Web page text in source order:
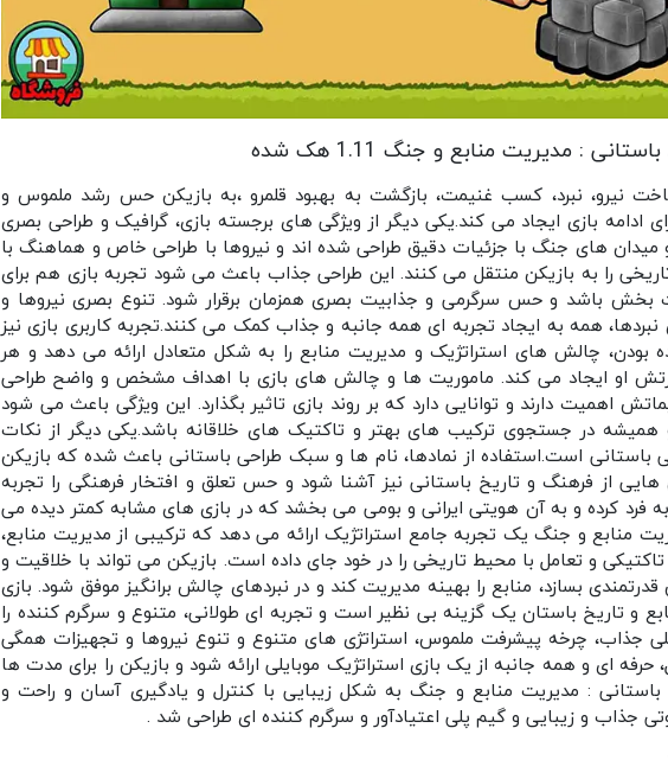
: مدیریت منابع و جنگ 1.11 هک شده
نیرو، نبرد، کسب غنیمت، بازگشت به بهبود قلمرو ،به بازیکن حس رشد ملموس و
بازی ایجاد می‌ کند.یکی دیگر از ویژگی‌ های برجسته بازی، گرافیک و طراحی بصری
های جنگ با جزئیات دقیق طراحی شده‌ اند و نیروها با طراحی خاص و هماهنگ با
را به بازیکن منتقل می‌ کنند. این طراحی جذاب باعث می‌ شود تجربه بازی هم برای
بخش باشد و حس سرگرمی و جذابیت بصری همزمان برقرار شود. تنوع بصری نیروها و
همه به ایجاد تجربه‌ ای همه‌ جانبه و جذاب کمک می‌ کنند.تجربه کاربری بازی نیز
بودن، چالش‌ های استراتژیک و مدیریت منابع را به شکل متعادل ارائه می‌ دهد و هر
ارتش او ایجاد می‌ کند. ماموریت‌ ها و چالش‌ های بازی با اهداف مشخص و واضح طراحی
اهمیت دارند و توانایی دارد که بر روند بازی تاثیر بگذارد. این ویژگی باعث می‌ شود
و همیشه در جستجوی ترکیب‌ های بهتر و تاکتیک‌ های خلاقانه باشد.یکی دیگر از نکات
باستانی است.استفاده از نمادها، نام‌ ها و سبک طراحی باستانی باعث شده که بازیکن
هایی از فرهنگ و تاریخ باستانی نیز آشنا شود و حس تعلق و افتخار فرهنگی را تجربه
به فرد کرده و به آن هویتی ایرانی و بومی می‌ بخشد که در بازی‌ های مشابه کمتر دیده می‌
منابع و جنگ یک تجربه جامع استراتژیک ارائه می‌ دهد که ترکیبی از مدیریت منابع،
و تعامل با محیط تاریخی را در خود جای داده است. بازیکن می‌ تواند با خلاقیت و
بسازد، منابع را بهینه مدیریت کند و در نبردهای چالش‌ برانگیز موفق شود. بازی
و تاریخ باستان یک گزینه بی‌ نظیر است و تجربه‌ ای طولانی، متنوع و سرگرم‌ کننده را
جذاب، چرخه پیشرفت ملموس، استراتژی‌ های متنوع و تنوع نیروها و تجهیزات همگی
ای و همه‌ جانبه از یک بازی استراتژیک موبایلی ارائه شود و بازیکن را برای مدت‌ ها
باستانی : مدیریت منابع و جنگ به شکل زیبایی با کنترل و یادگیری آسان و راحت و